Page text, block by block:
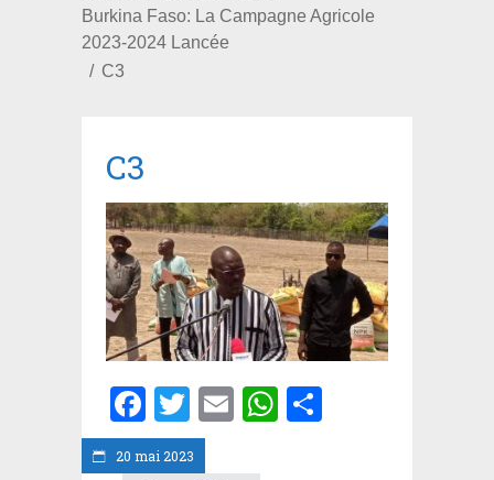
Burkina Faso: La Campagne Agricole
2023-2024 Lancée
C3
20 mai 2023
C3
Facebook
Twitter
EmailWhatsApp